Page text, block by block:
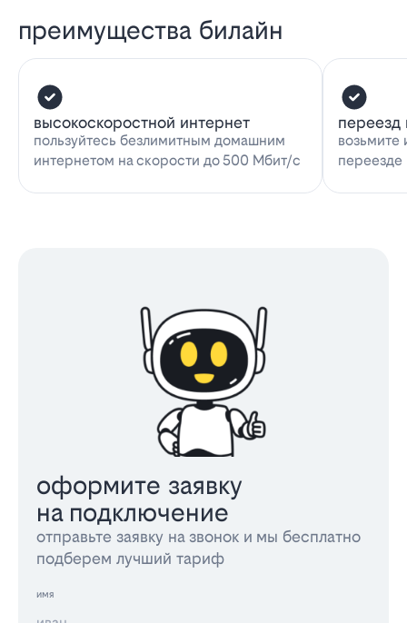
преимущества билайн
высокоскоростной интернет
пользуйтесь безлимитным домашним
интернетом на скорости до 500 Мбит/с
переезд
возьмите
переезде
оформите заявку
на подключение
отправьте заявку на звонок и мы бесплатно
подберем лучший тариф
имя